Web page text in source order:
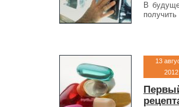
В
13
2012